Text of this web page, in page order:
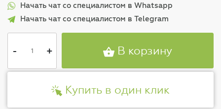
Начать чат со специалистом в Whatsapp
Начать чат со специалистом в Telegram
- + В корзину
Купить в один клик